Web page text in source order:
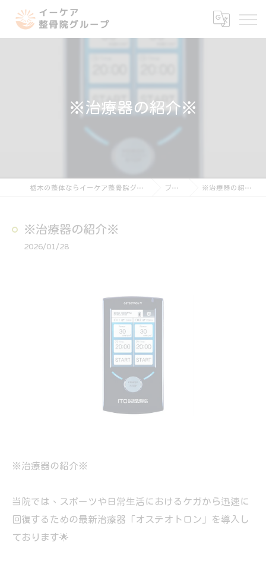
※治療器の紹介※
栃木の整体ならイーケア整骨院グループ ブログ ※治療器の紹介※
※治療器の紹介※
2026/01/28
※治療器の紹介※
当院では、スポーツや日常生活におけるケガから迅速に
回復するための最新治療器「オステオトロン」を導入し
ております🌟